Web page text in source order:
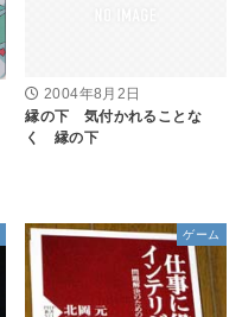
2004年8月2日
縁の下 気付かれることな
く 縁の下
ゲーム